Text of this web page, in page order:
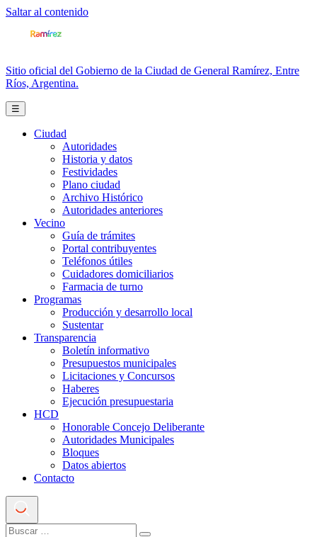
Saltar al contenido
Sitio oficial del Gobierno de la Ciudad de General Ramírez, Entre
Ríos, Argentina.
☰
Ciudad
Autoridades
Historia y datos
Festividades
Plano ciudad
Archivo Histórico
Autoridades anteriores
Vecino
Guía de trámites
Portal contribuyentes
Teléfonos útiles
Cuidadores domiciliarios
Farmacia de turno
Programas
Producción y desarrollo local
Sustentar
Transparencia
Boletín informativo
Presupuestos municipales
Licitaciones y Concursos
Haberes
Ejecución presupuestaria
HCD
Honorable Concejo Deliberante
Autoridades Municipales
Bloques
Datos abiertos
Contacto